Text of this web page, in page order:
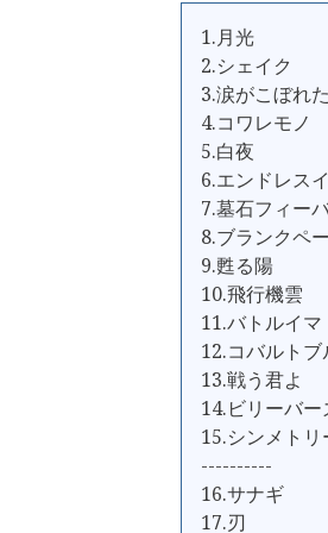
1.月光
2.シェイク
3.涙がこぼれ
4.コワレモノ
5.白夜
6.エンドレス
7.墓石フィー
8.ブランクペ
9.甦る陽
10.飛行機雲
11.バトルイマ
12.コバルトブ
13.戦う君よ
14.ビリーバー
15.シンメトリ
----------
16.サナギ
17.刃